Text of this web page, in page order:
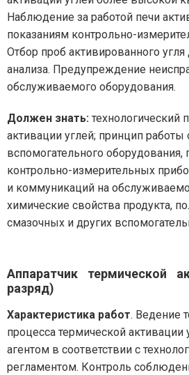
Наблюдение за работой печи
показаниям контрольно-
Отбор проб активированного угля
анализа. Предупреждение
обслуживаемого оборудования.
Должен знать: технологический
активации углей; принцип работы
вспомогательного
контрольно-измерительных
и коммуникаций на
химические свойства продукта,
смазочных и других
Аппаратчик термической
разряд)
Характеристика работ. Ведение
процесса термической
агентом в соответствии с
регламентом. Контроль